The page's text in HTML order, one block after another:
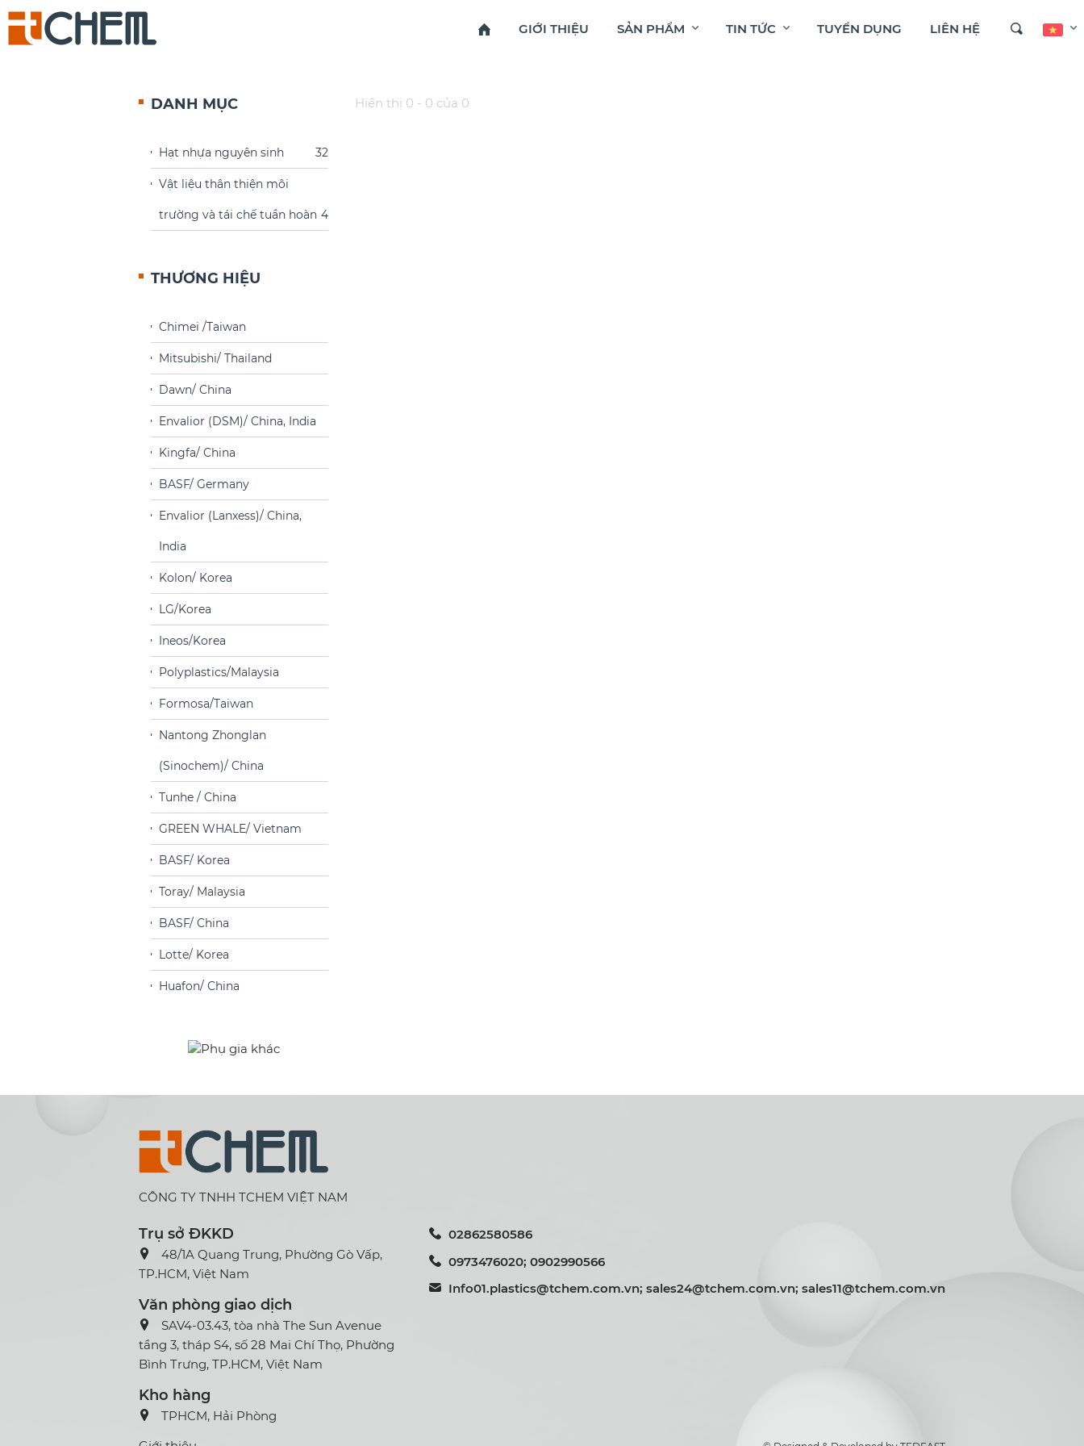
GIỚI THIỆU SẢN PHẨM TIN TỨC TUYỂN DỤNG LIÊN HỆ
DANH MỤC
Hạt nhựa nguyên sinh 32
Vật liệu thân thiện môi
trường và tái chế tuần hoàn 4
THƯƠNG HIỆU
Chimei /Taiwan
Mitsubishi/ Thailand
Dawn/ China
Envalior (DSM)/ China, India
Kingfa/ China
BASF/ Germany
Envalior (Lanxess)/ China,
India
Kolon/ Korea
LG/Korea
Ineos/Korea
Polyplastics/Malaysia
Formosa/Taiwan
Nantong Zhonglan
(Sinochem)/ China
Tunhe / China
GREEN WHALE/ Vietnam
BASF/ Korea
Toray/ Malaysia
BASF/ China
Lotte/ Korea
Huafon/ China
Hiển thị 0 - 0 của 0
CÔNG TY TNHH TCHEM VIỆT NAM
Trụ sở ĐKKD
48/1A Quang Trung, Phường Gò Vấp,
TP.HCM, Việt Nam
Văn phòng giao dịch
SAV4-03.43, tòa nhà The Sun Avenue
tầng 3, tháp S4, số 28 Mai Chí Thọ, Phường
Bình Trưng, TP.HCM, Việt Nam
Kho hàng
TPHCM, Hải Phòng
02862580586
0973476020; 0902990566
Info01.plastics@tchem.com.vn; sales24@tchem.com.vn; sales11@tchem.com.vn